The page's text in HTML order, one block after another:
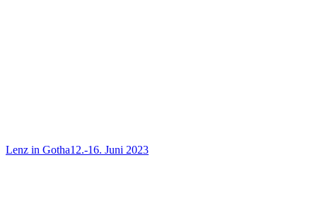
Lenz in Gotha12.-16. Juni 2023